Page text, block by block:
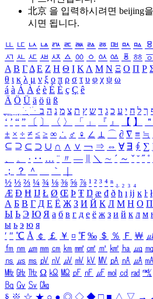
北京 을 입력하시려면 beijing
시면 됩니다.
ㅥ ㅦ ㅧ ㅨ ㅩ ㅪ ㅫ ㅬ ㅭ ㅮ ㅯ ㅰ ㅱ
ㅺ ㅻ ㅼ ㅽ ㅾ ㅿ ㆀ ㆁ ㆂ ㆃ ㆄ ㆅ ㆆ
Α Β ΓΔ Ε Ζ Η Θ Ι ΚΛ Μ Ν Ξ Ο Π Ρ
θ ι κ λ μ ν ξ ο π ρ σ τ υ φ χ ψ ω
á à Á À é è É È ç Ç ê
Ä Ö Ü ä ö ü ß
ִֶֹ ֻּ ׁׂ ך ל ח י ע כ ג ד ש ץ ת צ מ נ ה ב
‘ ’ “ ” 〔 〕 〈 〉 「 」 『 』 【 】 ＂
± × ÷ ≠ ≤ ≥ ∞ ∴ ♂ ♀ ∠ ⊥ ⌒ ∂ ∇ ≡ ≒
⊆ ⊇ ⊂ ⊃ ∪ ∩ ∧ ∨ ￢ ⇒ ⇔ ∀ ∃ ∮ ∑
、
。 · ‥ … ¨ 〃 ― ＼ ∼ ´ ～ ˇ ˘ ˝ ˚
；
？ ＾ ｀
½ ⅓ ⅔ ¼ ¾ ⅛ ⅜ ⅝ ⅞ ¹ ² ³ ⁴ ⁿ ₁ ₂ ₃ ₄
Æ Ð Ħ Ĳ Ł Ø Œ Þ Ŧ Ŋ æ đ ð ħ ı ĳ ĸ ŀ ł
А Б В Г Д Е Ё Ж З И Й К Л М Н О П
Ы Ь Э Ю Я а б в г д е ё ж з и й к л м
ы ь э ю я
′ ″ ℃ Å ￠ ￡ ￥ ¤ ℉ ‰ ＄ ％ Ｆ ￦
㎙ ㎚ ㎛ ㎜ ㎝ ㎞ ㎟ ㎠ ㎡ ㎢ ㏊ ㎍ ㎎
㎱ ㎲ ㎳ ㎴ ㎵ ㎶ ㎷ ㎸ ㎹ ㎀ ㎁ ㎂ ㎃
㎒ ㎓ ㎔ Ω ㏀ ㏁ ㎊ ㎋ ㎌ ㏖ ㏅ ㎭ ㎮
㏃ ㏉ ㏜ ㏆